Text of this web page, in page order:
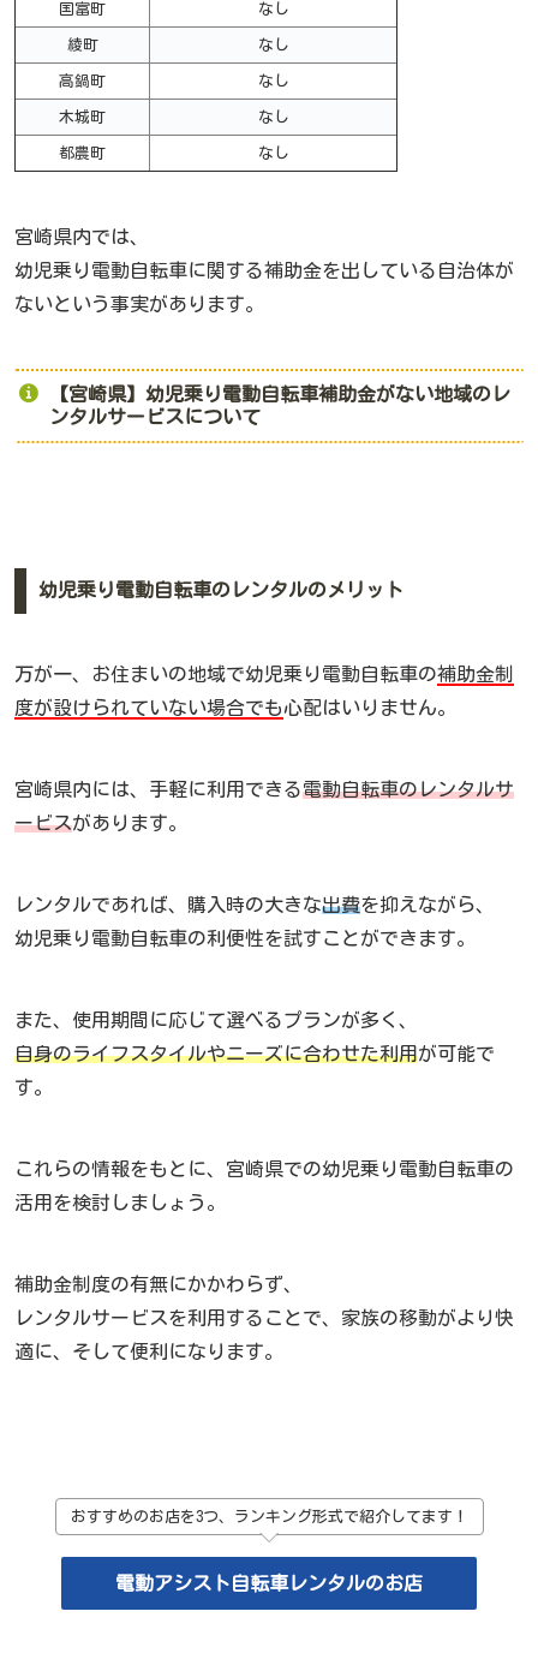
国富町 なし
綾町 なし
高鍋町 なし
木城町 なし
都農町 なし
宮崎県内では、
幼児乗り電動自転車に関する補助金を出している自治体が
ないという事実があります。
【宮崎県】幼児乗り電動自転車補助金がない地域のレ
ンタルサービスについて
幼児乗り電動自転車のレンタルのメリット
万が一、お住まいの地域で幼児乗り電動自転車の補助金制
度が設けられていない場合でも心配はいりません。
宮崎県内には、手軽に利用できる電動自転車のレンタルサ
ービスがあります。
レンタルであれば、購入時の大きな出費を抑えながら、
幼児乗り電動自転車の利便性を試すことができます。
また、使用期間に応じて選べるプランが多く、
自身のライフスタイルやニーズに合わせた利用が可能で
す。
これらの情報をもとに、宮崎県での幼児乗り電動自転車の
活用を検討しましょう。
補助金制度の有無にかかわらず、
レンタルサービスを利用することで、家族の移動がより快
適に、そして便利になります。
おすすめのお店を3つ、ランキング形式で紹介してます！
電動アシスト自転車レンタルのお店